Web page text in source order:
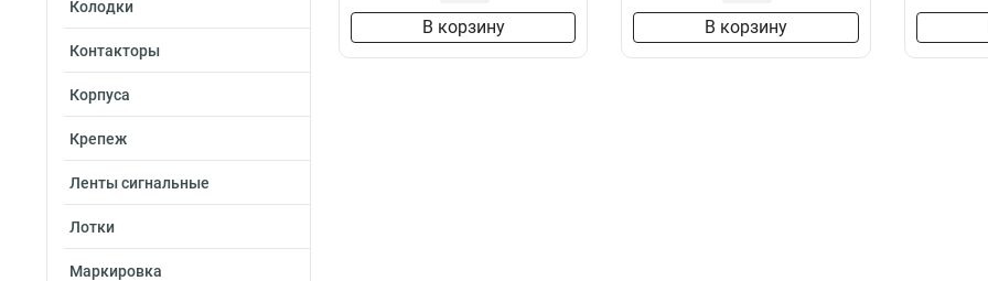
Колодки
Контакторы
Корпуса
Крепеж
Ленты сигнальные
Лотки
Маркировка
В корзину В корзину